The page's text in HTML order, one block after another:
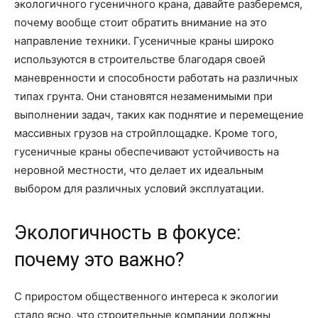
экологичного гусеничного крана, давайте разберемся,
почему вообще стоит обратить внимание на это
направление техники. Гусеничные краны широко
используются в строительстве благодаря своей
маневренности и способности работать на различных
типах грунта. Они становятся незаменимыми при
выполнении задач, таких как поднятие и перемещение
массивных грузов на стройплощадке. Кроме того,
гусеничные краны обеспечивают устойчивость на
неровной местности, что делает их идеальным
выбором для различных условий эксплуатации.
Экологичность в фокусе:
почему это важно?
С приростом общественного интереса к экологии
стало ясно, что строительные компании должны